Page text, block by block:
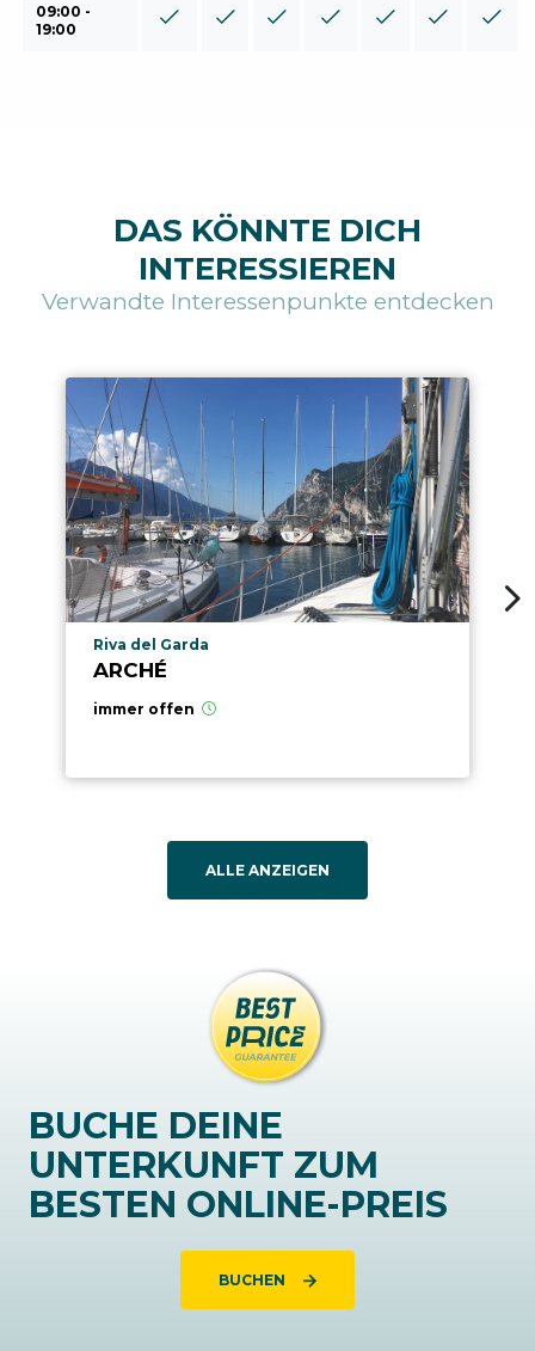
09:00 -
19:00
DAS KÖNNTE DICH
INTERESSIEREN
Verwandte Interessenpunkte entdecken
aria.poi_location_prefix
Riva del Garda
ARCHÉ
immer offen
ALLE ANZEIGEN
BUCHE DEINE
UNTERKUNFT ZUM
BESTEN ONLINE-PREIS
BUCHEN